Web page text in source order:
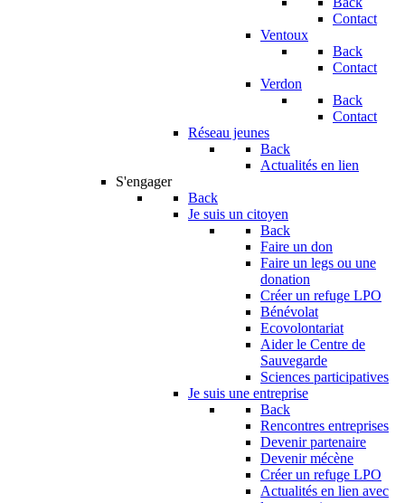
Contact
Ventoux
Back
Contact
Verdon
Back
Contact
Réseau jeunes
Back
Actualités en lien
S'engager
Back
Je suis un citoyen
Back
Faire un don
Faire un legs ou une
donation
Créer un refuge LPO
Bénévolat
Ecovolontariat
Aider le Centre de
Sauvegarde
Sciences participatives
Je suis une entreprise
Back
Rencontres entreprises
Devenir partenaire
Devenir mécène
Créer un refuge LPO
Actualités en lien avec